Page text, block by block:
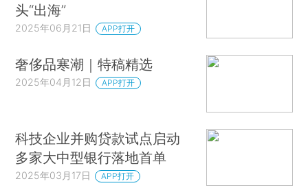
头“出海”
2025年06月21日 APP打开
奢侈品寒潮｜特稿精选
2025年04月12日 APP打开
科技企业并购贷款试点启动
多家大中型银行落地首单
2025年03月17日 APP打开